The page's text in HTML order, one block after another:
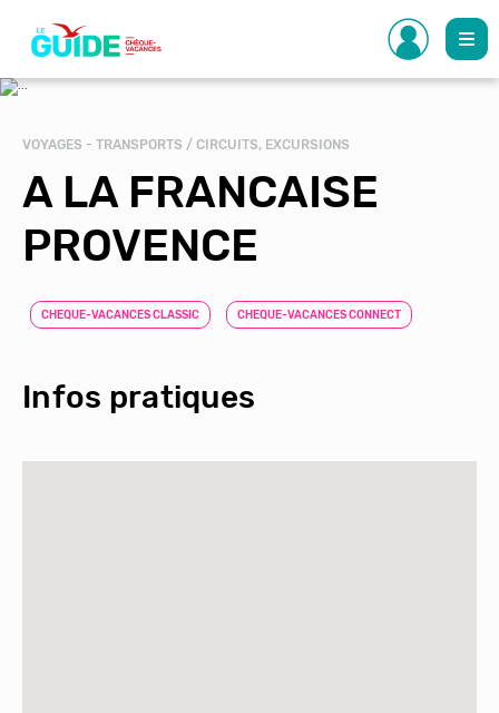
contenu
principal
VOYAGES - TRANSPORTS / CIRCUITS, EXCURSIONS
A LA FRANCAISE
PROVENCE
CHEQUE-VACANCES CLASSIC CHEQUE-VACANCES CONNECT
Infos pratiques